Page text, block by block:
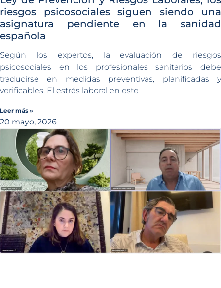
riesgos psicosociales siguen siendo una
asignatura pendiente en la sanidad
española
Según los expertos, la evaluación de riesgos
psicosociales en los profesionales sanitarios debe
traducirse en medidas preventivas, planificadas y
verificables. El estrés laboral en este
Leer más »
20 mayo, 2026